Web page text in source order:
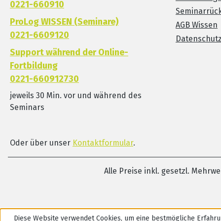
0221-660910
ProLog WISSEN (Seminare)
0221-6609120
Support während der Online-
Fortbildung
0221-660912730
jeweils 30 Min. vor und während des
Seminars
Oder über unser Kontaktformular.
AGB Wissen
Alle Preise inkl. gesetzl.
Diese Website verwendet Cookies, um eine bestmögliche